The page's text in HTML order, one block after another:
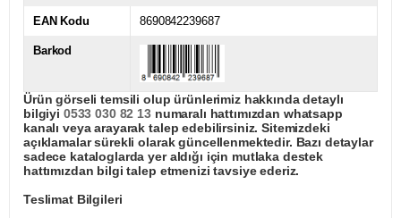
EAN Kodu 8690842239687
Barkod
Ürün görseli temsili olup ürünlerimiz hakkında detaylı
bilgiyi 0533 030 82 13numaralı hattımızdan whatsapp
kanalı veya arayarak talep edebilirsiniz. Sitemizdeki
açıklamalar sürekli olarak güncellenmektedir. Bazı detaylar
sadece kataloglarda yer aldığı için mutlaka destek
hattımızdan bilgi talep etmenizi tavsiye ederiz.
Teslimat Bilgileri